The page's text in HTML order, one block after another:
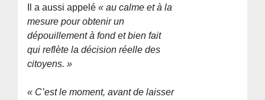
Il a aussi appelé« au calme et à la
mesure pour obtenir un
dépouillement à fond et bien fait
qui reflète la décision réelle des
citoyens. »
« C’est le moment, avant de laisser